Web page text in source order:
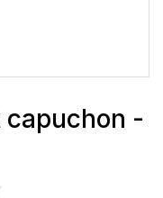
capuchon -